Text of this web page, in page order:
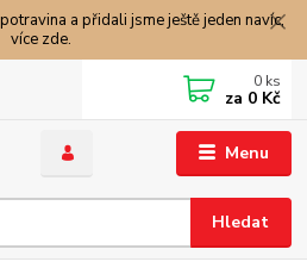
a přidali jsme ještě jeden navíc,
více zde.
Menu
Hledat
0 ks
za 0 Kč